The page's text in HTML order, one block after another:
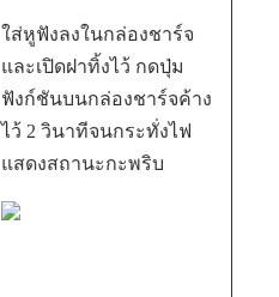
ใส่หูฟังลงในกล่องชาร์จ
และเปิดฝาทิ้งไว้ กดปุ่ม
ฟังก์ชันบนกล่องชาร์จค้าง
ไว้ 2 วินาทีจนกระทั่งไฟ
แสดงสถานะกะพริบ